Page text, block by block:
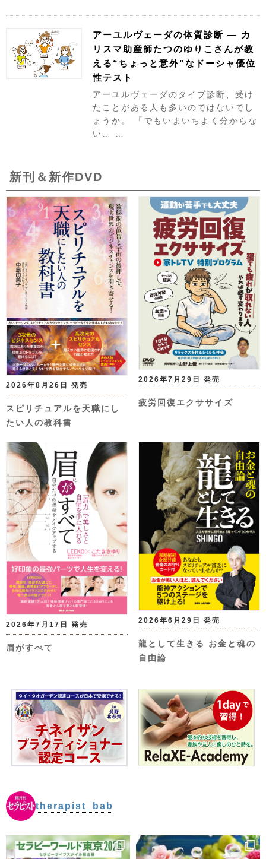
アーユルヴェーダの体質診断 ― カ
リスマ助産師たつのゆりこさんが教
える“ちょっと意外”なドーシャ優位
性テスト
アーユルヴェーダのタイプ診断、受け
たことがある人も多いのではないでし
ょうか。 「でもいまいちよく分からな
い… …
新刊＆新作DVD
2026年8月26日 発売
スピリチュアルを天職にし
たい人の教科書
2026年7月29日 発売
疲労回復エクササイズ
2026年7月17日 発売
眉がすべて
2026年6月29日 発売
龍として生きる お金と魂の
自由論
therapist_bab